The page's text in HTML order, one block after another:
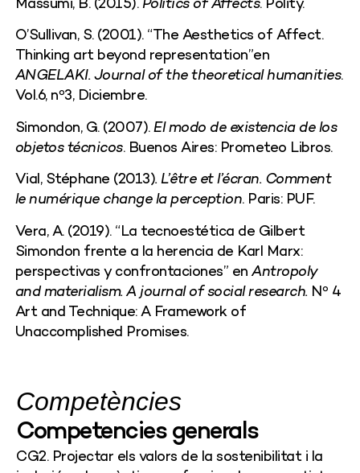
Massumi, B. (2015).Politics of Affects. Polity.
O’Sullivan, S. (2001). “The Aesthetics of Affect.
Thinking art beyond representation”en
ANGELAKI. Journal of the theoretical humanities.
Vol.6, nº3, Diciembre.
Simondon, G. (2007).El modo de existencia de los
objetos técnicos. Buenos Aires: Prometeo Libros.
Vial, Stéphane (2013). L’être et l’écran. Comment
le numérique change la perception. Paris: PUF.
Vera, A. (2019). “La tecnoestética de Gilbert
Simondon frente a la herencia de Karl Marx:
perspectivas y confrontaciones” enAntropoly
and materialism.A journal of social research.Nº 4
Art and Technique: A Framework of
Unaccomplished Promises.
Competències
Competencies generals
CG2. Projectar els valors de la sostenibilitat i la